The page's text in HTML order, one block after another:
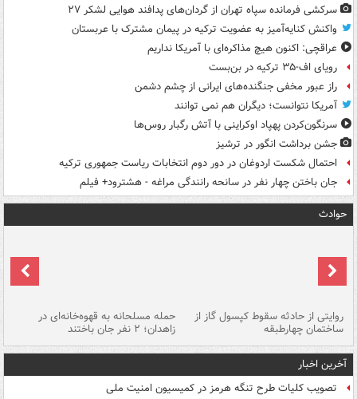
سرکشی فرمانده سپاه تهران از گردان‌های پدافند هوایی لشکر ۲۷
واکنش کنایه‌آمیز به عضویت ترکیه در پیمان مشترک با عربستان
عراقچی: اکنون هیچ مذاکره‌ای با آمریکا نداریم
رویای اف-۳۵ ترکیه در بن‌بست
راز عبور مخفی جنگنده‌های ایرانی از چشم دشمن
آمریکا نتوانست؛ دیگران هم نمی توانند
سرنگون‌کردن پهپاد اوکراینی با آتش رگبار روس‌ها
جشن برداشت انگور در ترشیز
احتمال شکست اردوغان در دور دوم انتخابات ریاست جمهوری ترکیه
جان باختن چهار نفر در سانحه رانندگی مراغه - هشترود+ فیلم
حوادث
روایتی از حادثه سقوط کپسول گاز از
ساختمان چهارطبقه
حمله مسلحانه به قهوه‌خانه‌ای در
زاهدان؛ ۲ نفر جان باختند
آخرین اخبار
تصویب کلیات طرح تنگه هرمز در کمیسیون امنیت ملی